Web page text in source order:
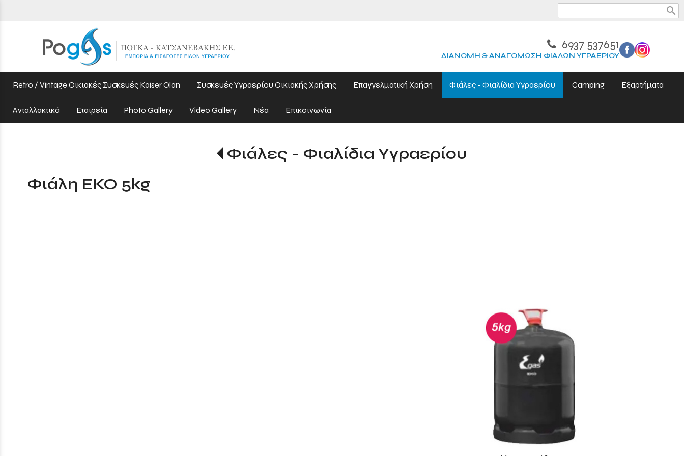
search
6937 537651
ΔΙΑΝΟΜΗ & ΑΝΑΓΟΜΩΣΗ ΦΙΑΛΩΝ ΥΓΡΑΕΡΙΟΥ
Retro / Vintage Οικιακές Συσκευές Kaiser Olan Συσκευές Υγραερίου Οικιακής Χρήσης Επαγγελματική Χρήση Φιάλες - Φιαλίδια Υγραερίου Camping Εξαρτήματα
Ανταλλακτικά Εταιρεία Photo Gallery Video Gallery Νέα Επικοινωνία
Φιάλες - Φιαλίδια Υγραερίου
Φιάλη EKO 5kg